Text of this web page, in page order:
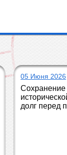
05 Июня 2026
Сохранение
долг перед